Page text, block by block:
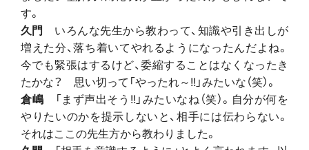
す。
久門 いろんな先生から教わって、知識や引き出しが
増えた分、落ち着いてやれるようになったんだよね。
今でも緊張はするけど、委縮することはなくなったき
たかな？ 思い切って「やったれ～!!」みたいな（笑）。
倉嶋
「まず声出そう!!」みたいなね（笑）。自分が何を
やりたいのかを提示しないと、相手には伝わらない。
それはここの先生方から教わりました。